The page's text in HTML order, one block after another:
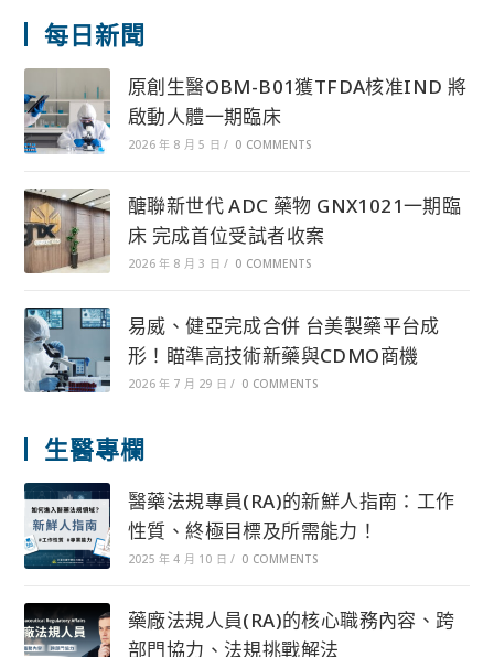
每日新聞
原創生醫OBM-B01獲TFDA核准IND 將
啟動人體一期臨床
2026 年 8 月 5 日 / 0 COMMENTS
醣聯新世代 ADC 藥物 GNX1021一期臨
床 完成首位受試者收案
2026 年 8 月 3 日 / 0 COMMENTS
易威、健亞完成合併 台美製藥平台成
形！瞄準高技術新藥與CDMO商機
2026 年 7 月 29 日 / 0 COMMENTS
生醫專欄
醫藥法規專員(RA)的新鮮人指南：工作
性質、終極目標及所需能力！
2025 年 4 月 10 日 / 0 COMMENTS
藥廠法規人員(RA)的核心職務內容、跨
部門協力、法規挑戰解法